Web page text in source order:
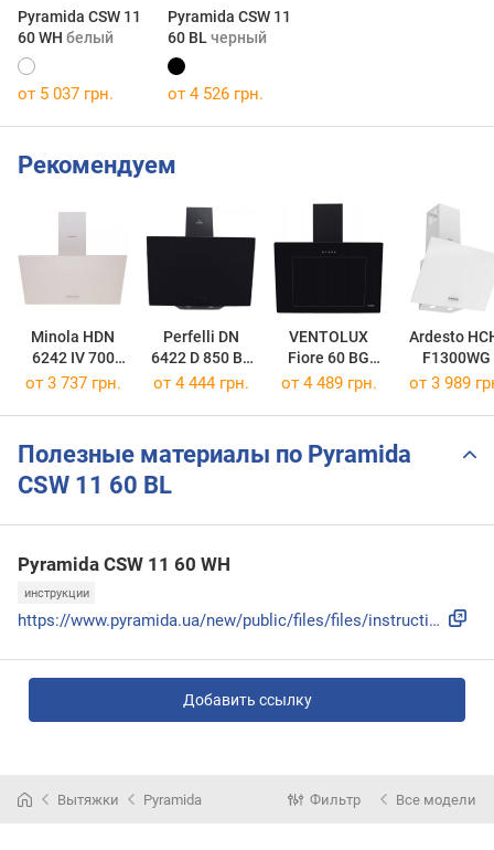
Pyramida CSW 11
60 WH белый
Pyramida CSW 11
60 BL черный
от 5 037 грн. от 4 526 грн.
Рекомендуем
Minola HDN
6242 IV 700
LED
Perfelli DN
6422 D 850 BL
LED
VENTOLUX
Fiore 60 BG
700 PB
Ardesto
F1300WG
от 3 737 грн. от 4 444 грн. от 4 489 грн. от 3 989
Полезные материалы по Pyramida
CSW 11 60 BL
Pyramida CSW 11 60 WH
инструкции
https://www.pyramida.ua/new/public/files/files/instructions...
Добавить ссылку
Вытяжки Pyramida Фильтр Все модели